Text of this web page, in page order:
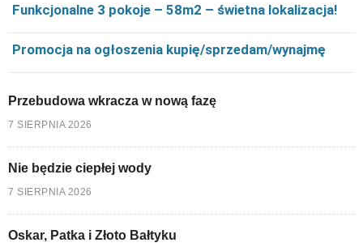
Funkcjonalne 3 pokoje – 58m2 – świetna lokalizacja!
Promocja na ogłoszenia kupię/sprzedam/wynajmę
Przebudowa wkracza w nową fazę
7 SIERPNIA 2026
Nie będzie ciepłej wody
7 SIERPNIA 2026
Oskar, Patka i Złoto Bałtyku